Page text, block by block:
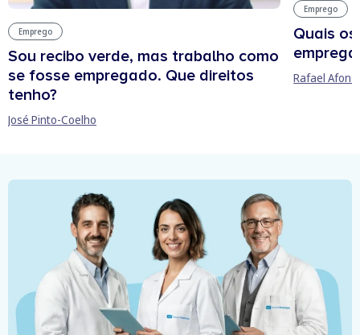
Emprego
Sou recibo verde, mas trabalho como
se fosse empregado. Que direitos
tenho?
José Pinto-Coelho
Emprego
Quais
Rafael